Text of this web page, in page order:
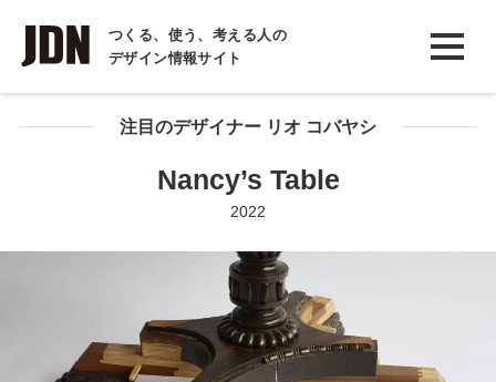
つくる、使う、考える人の
デザイン情報サイト
INTERVIEW
インタビュー
REPORT注目のデザイナー リオ コバヤシ
Nancy’s Table
2022